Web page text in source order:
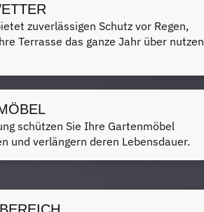
zuverlässigen Schutz vor Regen,
Terrasse das ganze Jahr über nutzen
schützen Sie Ihre Gartenmöbel
und verlängern deren Lebensdauer.